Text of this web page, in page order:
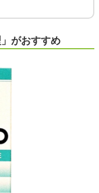
がおすすめ